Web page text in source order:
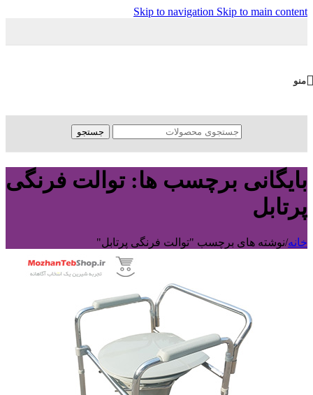
Skip to navigation Skip to main content
منو
جستجو
بایگانی برچسب ها: توالت فرنگی
پرتابل
خانه/نوشته های برچسب "توالت فرنگی پرتابل"